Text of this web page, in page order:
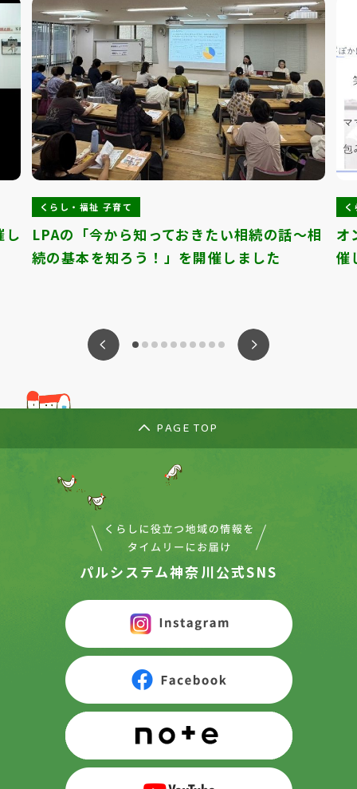
し
くらし・福祉 子育て
LPAの「今から知っておきたい相続の話～相
続の基本を知ろう！」を開催しました
オ
催
PAGE TOP
パルシステム神奈川公式SNS